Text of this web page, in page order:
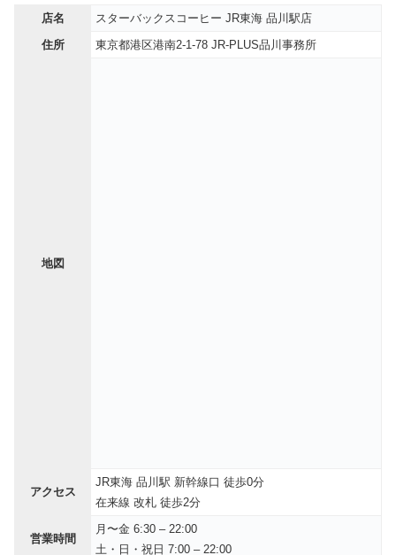
店名
スターバックスコーヒー JR東海 品川駅店
住所
東京都港区港南2-1-78 JR-PLUS品川事務所
地図
アクセス
JR東海 品川駅 新幹線口 徒歩0分
在来線 改札 徒歩2分
営業時間
月〜金 6:30 – 22:00
土・日・祝日 7:00 – 22:00